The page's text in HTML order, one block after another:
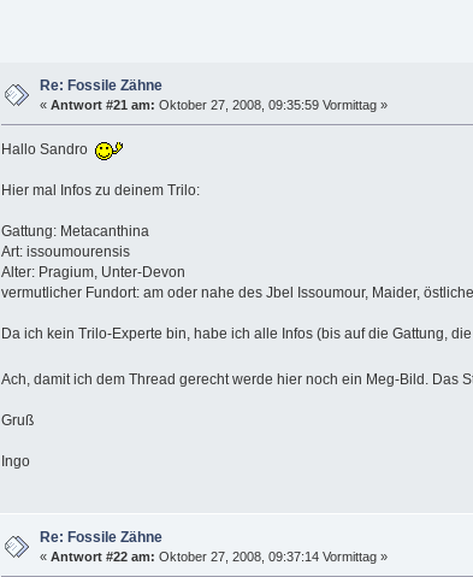
Re: Fossile Zähne
« Antwort #21 am: Oktober 27, 2008, 09:35:59 Vormittag »
Hallo Sandro
Hier mal Infos zu deinem Trilo:
Gattung: Metacanthina
Art: issoumourensis
Alter: Pragium, Unter-Devon
vermutlicher Fundort: am oder nahe des Jbel Issoumour, Maider,
Da ich kein Trilo-Experte bin, habe ich alle Infos (bis auf die Gattung,
Ach, damit ich dem Thread gerecht werde hier noch ein Meg-Bild. Das
Gruß
Ingo
Re: Fossile Zähne
« Antwort #22 am: Oktober 27, 2008, 09:37:14 Vormittag »